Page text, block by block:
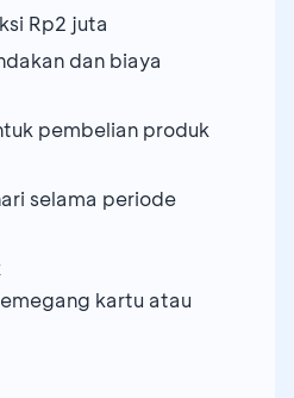
Rp2 juta
dan biaya
pembelian produk
selama periode
kartu atau